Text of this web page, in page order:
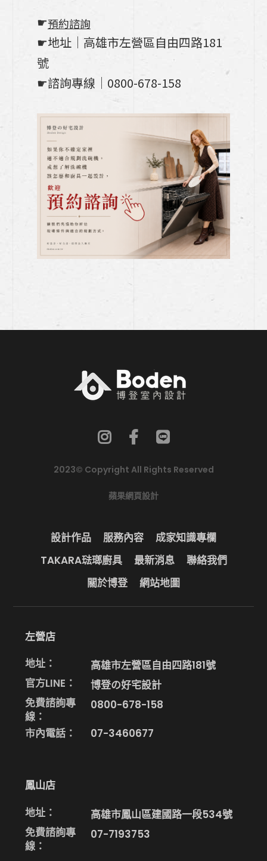
☛預約諮詢
☛地址│高雄市左營區自由四路181
號
☛諮詢專線│0800-678-158
2023© Copyright All Rights Reserved
蘋果網頁設計
設計作品 服務內容
成家知識專欄
TAKARA琺瑯廚具
最新消息
聯絡我們
關於博登
網站地圖
左營店
地址：
高雄市左營區自由四路181號
官方LINE：
博登の好宅設計
免費諮詢專
線：
0800-678-158
市內電話：
07-3460677
鳳山店
地址：
高雄市鳳山區建國路一段534號
免費諮詢專
線：
07-7193753